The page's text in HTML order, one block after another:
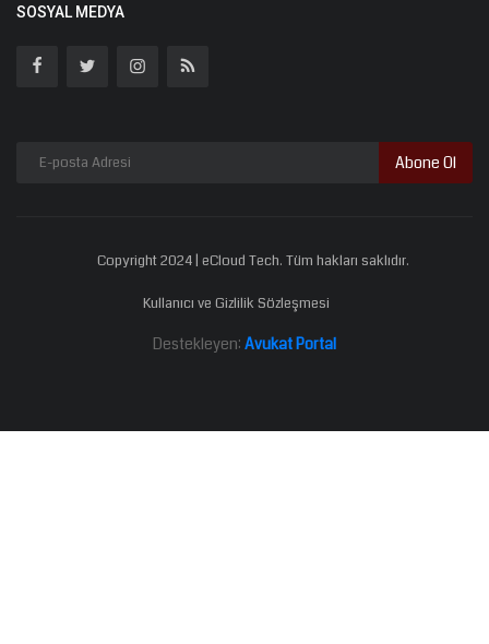
SOSYAL MEDYA
Abone Ol
Copyright 2024 | eCloud Tech. Tüm hakları saklıdır.
Kullanıcı ve Gizlilik Sözleşmesi
Destekleyen: Avukat Portal